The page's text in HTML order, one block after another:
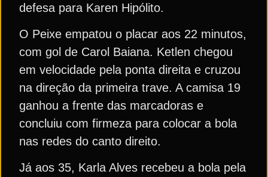
defesa para Karen Hipólito.
O Peixe empatou o placar aos 22 minutos,
com gol de Carol Baiana. Ketlen chegou
em velocidade pela ponta direita e cruzou
na direção da primeira trave. A camisa 19
ganhou a frente das marcadoras e
concluiu com firmeza para colocar a bola
nas redes do canto direito.
Já aos 35, Karla Alves recebeu a bola pela